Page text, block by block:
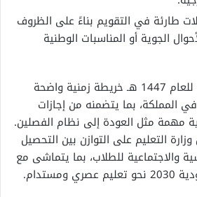
طارئة في التقويم بناءً على الظروف
الجوية أو المناسبات الوطنية
يشكل التقويم الدراسي للعام 1447 هـ خريطة زمنية واضحة
المملكة، بما يتضمنه من إجازات
مهمة مثل العودة إلى نظام الفصلين.
التعليم على التوازن بين التحصيل
والاجتماعية للطلاب، بما يتماشى مع